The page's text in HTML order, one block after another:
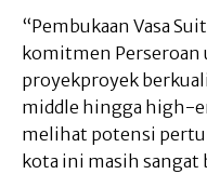
“Pembukaan Vasa
komitmen
proyekproyek
middle hingga high-
melihat potensi
kota ini masih sangat